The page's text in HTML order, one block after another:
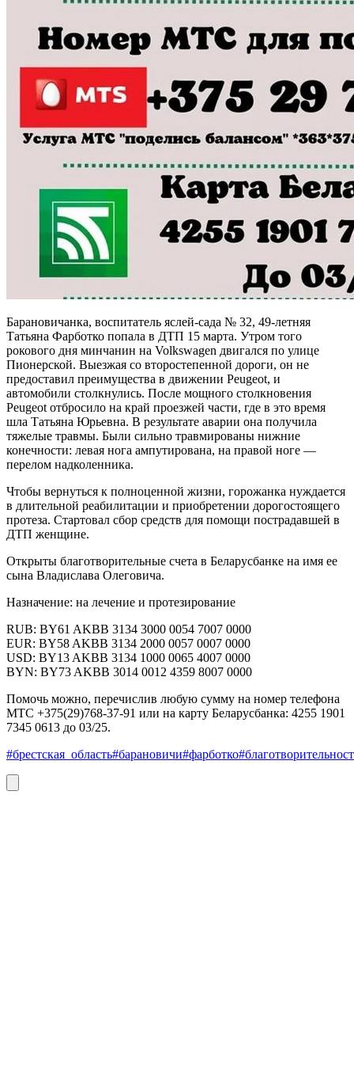
Барановичанка, воспитатель яслей-сада № 32, 49-летняя
Татьяна Фарботко попала в ДТП 15 марта. Утром того
рокового дня минчанин на Volkswagen двигался по улице
Пионерской. Выезжая со второстепенной дороги, он не
предоставил преимущества в движении Peugeot, и
автомобили столкнулись. После мощного столкновения
Peugeot отбросило на край проезжей части, где в это время
шла Татьяна Юрьевна. В результате аварии она получила
тяжелые травмы. Были сильно травмированы нижние
конечности: левая нога ампутирована, на правой ноге —
перелом надколенника.
Чтобы вернуться к полноценной жизни, горожанка нуждается
в длительной реабилитации и приобретении дорогостоящего
протеза. Стартовал сбор средств для помощи пострадавшей в
ДТП женщине.
Открыты благотворительные счета в Беларусбанке на имя ее
сына Владислава Олеговича.
Назначение: на лечение и протезирование
RUB: BY61 AKBB 3134 3000 0054 7007 0000
EUR: BY58 AKBB 3134 2000 0057 0007 0000
USD: BY13 AKBB 3134 1000 0065 4007 0000
BYN: BY73 AKBB 3014 0012 4359 8007 0000
Помочь можно, перечислив любую сумму на номер телефона
МТС +375(29)768-37-91 или на карту Беларусбанка: 4255 1901
7345 0613 до 03/25.
#брестская_область#барановичи#фарботко